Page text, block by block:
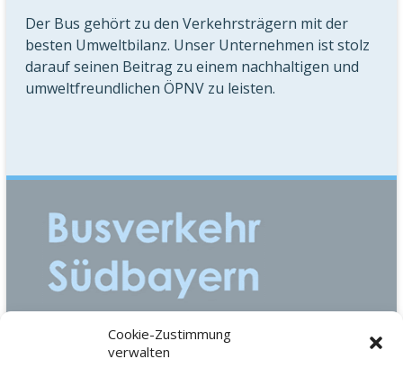
Cookie-Zustimmung
verwalten
Der Bus gehört zu den Verkehrsträgern mit der
besten Umweltbilanz. Unser Unternehmen ist stolz
darauf seinen Beitrag zu einem nachhaltigen und
umweltfreundlichen ÖPNV zu leisten.
Einsteinstraße 2